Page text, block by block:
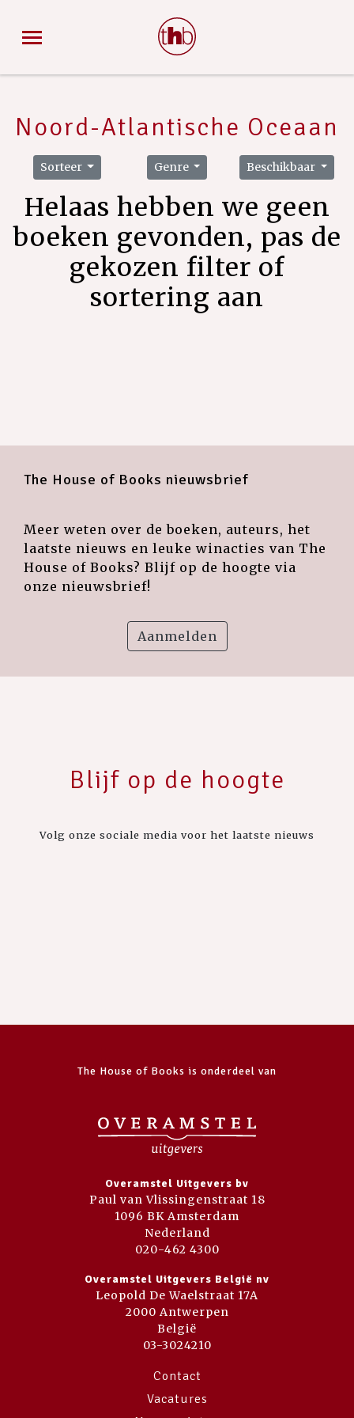
Noord-Atlantische Oceaan
Sorteer Genre Beschikbaar
Helaas hebben we geen
boeken gevonden, pas de
gekozen filter of
sortering aan
The House of Books nieuwsbrief
Meer weten over de boeken, auteurs, het
laatste nieuws en leuke winacties van The
House of Books? Blijf op de hoogte via
onze nieuwsbrief!
Aanmelden
Blijf op de hoogte
Volg onze sociale media voor het laatste nieuws
The House of Books is onderdeel van
Overamstel Uitgevers bv
Paul van Vlissingenstraat 18
1096 BK Amsterdam
Nederland
020-462 4300
Overamstel Uitgevers België nv
Leopold De Waelstraat 17A
2000 Antwerpen
België
03-3024210
Contact
Vacatures